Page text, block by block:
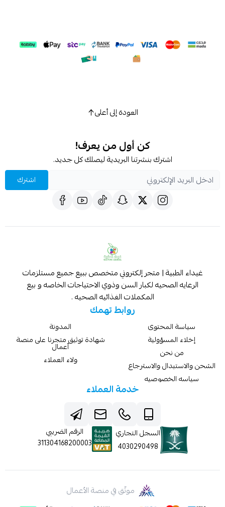
العودة إلى أعلى
كن أول من يعرف!
اشترك بنشرتنا البريدية ليصلك كل جديد.
اشترك
غيداء الطبية | متجر إلكتروني متخصص ببيع جميع مستلزمات
الرعايه الصحيه لكبار السن وذوي الاحتياجات الخاصه و بيع
المكملات الغذائيه الصحيه .
روابط تهمك
سياسة المحتوى
إخلاء المسؤولية
من نحن
الشحن والاستبدال والاسترجاع
سياسه الخصوصيه
المدونة
شهادة توثيق متجرنا على منصة
أعمال
ولاء العملاء
خدمة العملاء
السجل التجاري
4030290498
الرقم الضريبي
311304168200003
موثّق في منصة الأعمال